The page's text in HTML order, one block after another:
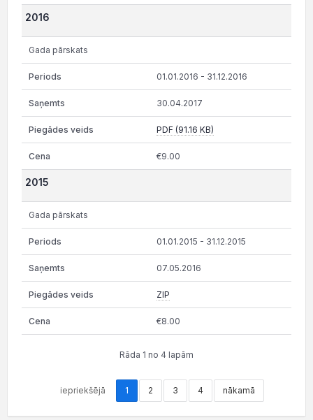
2016
Gada pārskats
01.01.2016 - 31.12.2016
30.04.2017
PDF (91.16 KB)
€9.00
2015
Gada pārskats
01.01.2015 - 31.12.2015
07.05.2016
ZIP
€8.00
Rāda 1 no 4 lapām
iepriekšējā 1 2 3 4 nākamā